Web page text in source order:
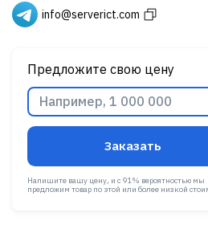
info@serverict.com
Предложите свою цену
Заказать
Напишите вашу цену, и с 91% вероятностью мы
предложим товар по этой или более низкой